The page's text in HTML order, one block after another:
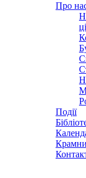
Про
Події